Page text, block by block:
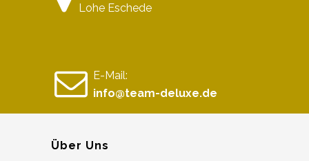
Lohe Eschede
E-Mail:
info@team-deluxe.de
Über Uns